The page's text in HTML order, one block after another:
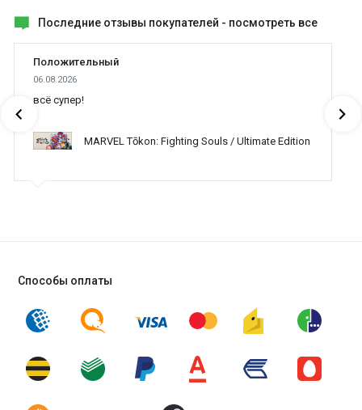
Последние отзывы покупателей - посмотреть все
Положительный
06.08.2026
всё супер!
MARVEL Tōkon: Fighting Souls / Ultimate Edition
Способы оплаты